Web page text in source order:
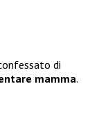
di
mamma.